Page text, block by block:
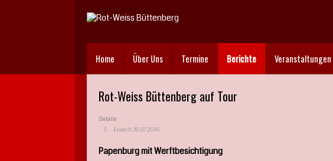
Home Über Uns Termine Berichte Veranstaltungen
Rot-Weiss Büttenberg auf Tour
Details
Erstellt: 29.07.2016
Papenburg mit Werftbesichtigung